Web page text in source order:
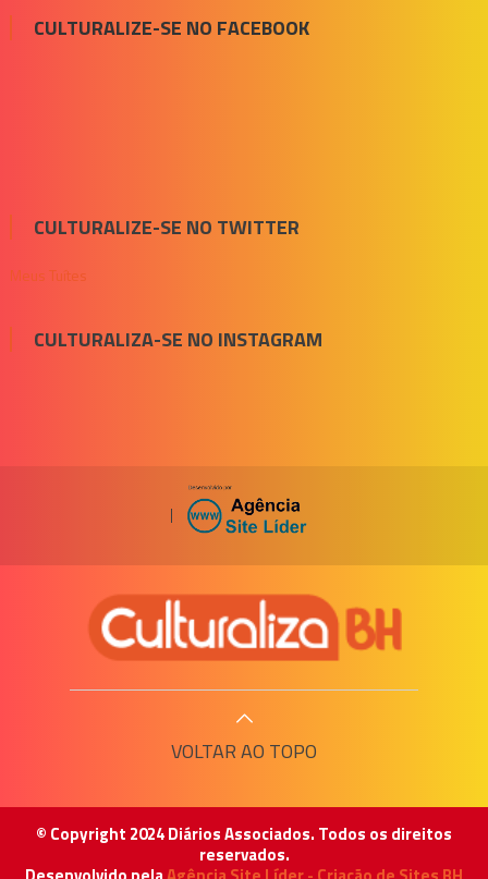
CULTURALIZE-SE NO FACEBOOK
CULTURALIZE-SE NO TWITTER
Meus Tuítes
CULTURALIZA-SE NO INSTAGRAM
|
VOLTAR AO TOPO
© Copyright 2024 Diários Associados. Todos os direitos
reservados.